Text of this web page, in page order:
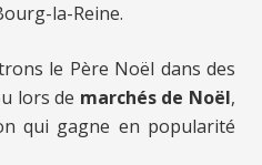
la-Reine.
le Père Noël dans des
lors de marchés de Noël,
qui gagne en popularité